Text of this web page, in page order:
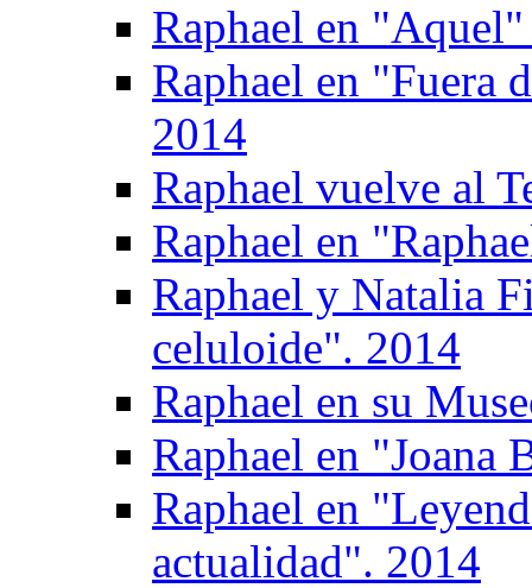
Raphael en
Raphael en "Fuera
2014
Raphael vuelve al
Raphael en
Raphael y Natalia
celuloide". 2014
Raphael en su
Raphael en "Joana
Raphael en
actualidad". 2014